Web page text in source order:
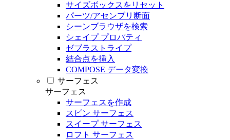
サイズボックスをリセット
パーツ/アセンブリ断面
シーンブラウザを検索
シェイプ プロパティ
ゼブラストライプ
結合点を挿入
COMPOSE データ変換
サーフェス
サーフェス
サーフェスを作成
スピン サーフェス
スイープ サーフェス
ロフト サーフェス